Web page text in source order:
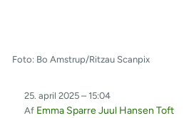
Foto: Bo Amstrup/Ritzau Scanpix
25. april 2025 – 15:04
Af Emma Sparre Juul Hansen Toft